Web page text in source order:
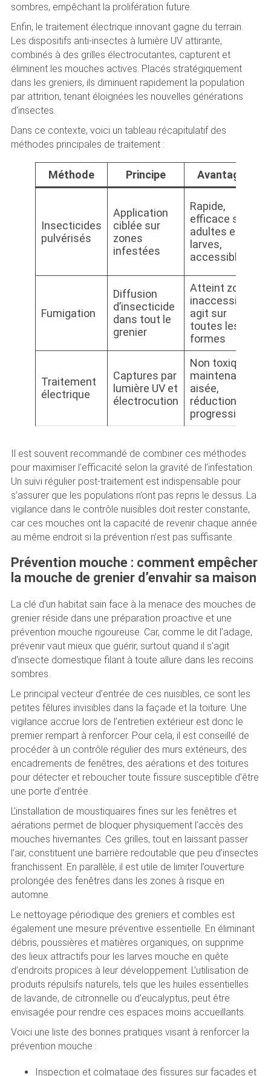
sombres, empêchant la prolifération future.
Enfin, le traitement électrique innovant gagne du terrain.
Les dispositifs anti-insectes à lumière UV attirante,
combinés à des grilles électrocutantes, capturent et
éliminent les mouches actives. Placés stratégiquement
dans les greniers, ils diminuent rapidement la population
par attrition, tenant éloignées les nouvelles générations
d’insectes.
Dans ce contexte, voici un tableau récapitulatif des
méthodes principales de traitement :
Méthode Principe Avantages
Insecticides
pulvérisés
Application
ciblée sur
zones
infestées
Rapide,
efficace sur
adultes et
larves,
accessible
Fumigation
Diffusion
d’insecticide
dans tout le
grenier
Atteint zones
inaccessibles,
agit sur
toutes les
formes
Traitement
électrique
Captures par
lumière UV et
électrocution
Non toxique,
maintenance
aisée,
réduction
progressive
Il est souvent recommandé de combiner ces méthodes
pour maximiser l’efficacité selon la gravité de l’infestation.
Un suivi régulier post-traitement est indispensable pour
s’assurer que les populations n’ont pas repris le dessus. La
vigilance dans le contrôle nuisibles doit rester constante,
car ces mouches ont la capacité de revenir chaque année
au même endroit si la prévention n’est pas suffisante.
Prévention mouche : comment empêcher
la mouche de grenier d’envahir sa maison
La clé d’un habitat sain face à la menace des mouches de
grenier réside dans une préparation proactive et une
prévention mouche rigoureuse. Car, comme le dit l’adage,
prévenir vaut mieux que guérir, surtout quand il s’agit
d’insecte domestique filant à toute allure dans les recoins
sombres.
Le principal vecteur d’entrée de ces nuisibles, ce sont les
petites fêlures invisibles dans la façade et la toiture. Une
vigilance accrue lors de l’entretien extérieur est donc le
premier rempart à renforcer. Pour cela, il est conseillé de
procéder à un contrôle régulier des murs extérieurs, des
encadrements de fenêtres, des aérations et des toitures
pour détecter et reboucher toute fissure susceptible d’être
une porte d’entrée.
L’installation de moustiquaires fines sur les fenêtres et
aérations permet de bloquer physiquement l’accès des
mouches hivernantes. Ces grilles, tout en laissant passer
l’air, constituent une barrière redoutable que peu d’insectes
franchissent. En parallèle, il est utile de limiter l’ouverture
prolongée des fenêtres dans les zones à risque en
automne.
Le nettoyage périodique des greniers et combles est
également une mesure préventive essentielle. En éliminant
débris, poussières et matières organiques, on supprime
des lieux attractifs pour les larves mouche en quête
d’endroits propices à leur développement. L’utilisation de
produits répulsifs naturels, tels que les huiles essentielles
de lavande, de citronnelle ou d’eucalyptus, peut être
envisagée pour rendre ces espaces moins accueillants.
Voici une liste des bonnes pratiques visant à renforcer la
prévention mouche :
Inspection et colmatage des fissures sur façades et